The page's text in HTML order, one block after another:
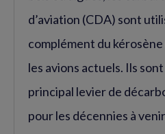
d’aviation (CDA) sont
complément du kérosène
les avions actuels. Ils
principal levier de
pour les décennies à